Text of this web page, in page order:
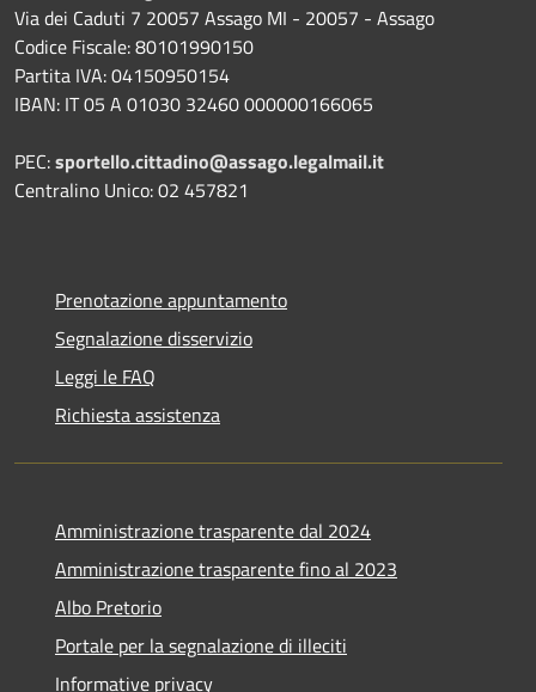
Via dei Caduti 7 20057 Assago MI - 20057 - Assago
Codice Fiscale: 80101990150
Partita IVA: 04150950154
IBAN: IT 05 A 01030 32460 000000166065
PEC:sportello.cittadino@assago.legalmail.it
Centralino Unico: 02 457821
Prenotazione appuntamento
Segnalazione disservizio
Leggi le FAQ
Richiesta assistenza
Amministrazione trasparente dal 2024
Amministrazione trasparente fino al 2023
Albo Pretorio
Portale per la segnalazione di illeciti
Informative privacy